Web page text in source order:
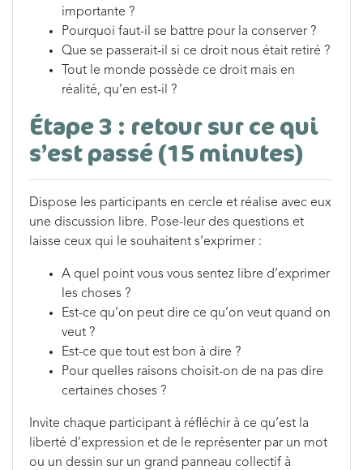
importante ?
Pourquoi faut-il se battre pour la conserver ?
Que se passerait-il si ce droit nous était retiré ?
Tout le monde possède ce droit mais en
réalité, qu’en est-il ?
Étape 3 : retour sur ce qui
s’est passé (15 minutes)
Dispose les participants en cercle et réalise avec eux
une discussion libre. Pose-leur des questions et
laisse ceux qui le souhaitent s’exprimer :
A quel point vous vous sentez libre d’exprimer
les choses ?
Est-ce qu’on peut dire ce qu’on veut quand on
veut ?
Est-ce que tout est bon à dire ?
Pour quelles raisons choisit-on de na pas dire
certaines choses ?
Invite chaque participant à réfléchir à ce qu’est la
liberté d’expression et de le représenter par un mot
ou un dessin sur un grand panneau collectif à